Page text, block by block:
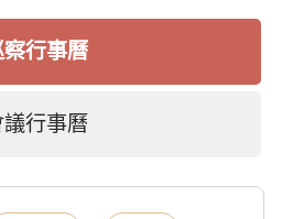
察行事曆
議行事曆